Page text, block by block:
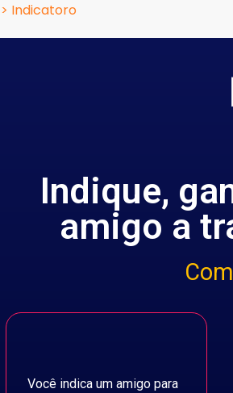
> Indicatoro
Indique,
amigo a
Você indica um amigo para